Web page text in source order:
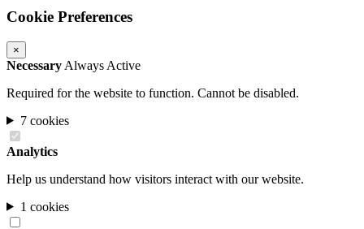
Cookie Preferences
×
Necessary Always Active
Required for the website to function. Cannot be disabled.
7 cookies
Analytics
Help us understand how visitors interact with our website.
1 cookies